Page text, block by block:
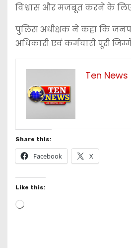
विश्वास और मजबूत करने के लिए
पुलिस अधीक्षक ने कहा कि
अधिकारी एवं कर्मचारी पूरी
Ten News
Share this:
Facebook X
Like this:
L